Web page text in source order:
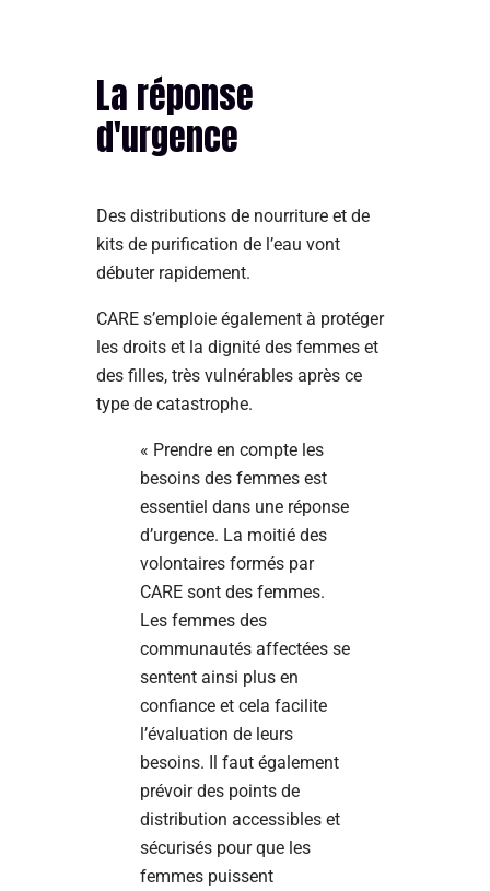
La réponse
d'urgence
Des distributions de nourriture et de
kits de purification de l’eau vont
débuter rapidement.
CARE s’emploie également à protéger
les droits et la dignité des femmes et
des filles, très vulnérables après ce
type de catastrophe.
« Prendre en compte les
besoins des femmes est
essentiel dans une réponse
d’urgence. La moitié des
volontaires formés par
CARE sont des femmes.
Les femmes des
communautés affectées se
sentent ainsi plus en
confiance et cela facilite
l’évaluation de leurs
besoins. Il faut également
prévoir des points de
distribution accessibles et
sécurisés pour que les
femmes puissent